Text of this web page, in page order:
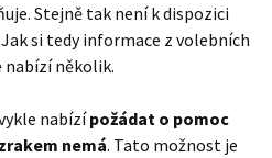
Stejně tak není k dispozici
si tedy informace z volebních
nabízí několik.
nabízípožádat o pomoc
nemá. Tato možnost je